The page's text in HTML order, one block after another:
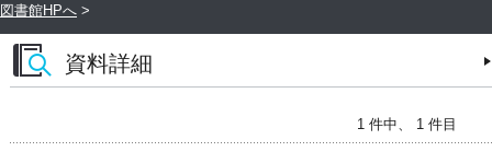
図書館HPへ >
資料詳細
1 件中、 1 件目